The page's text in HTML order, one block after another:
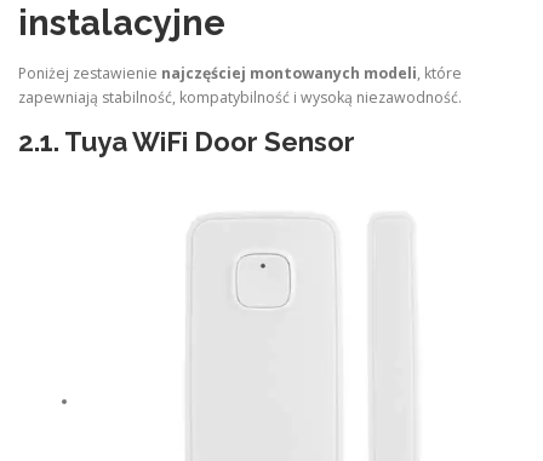
instalacyjne
Poniżej zestawienie najczęściej montowanych modeli, które
zapewniają stabilność, kompatybilność i wysoką niezawodność.
2.1. Tuya WiFi Door Sensor